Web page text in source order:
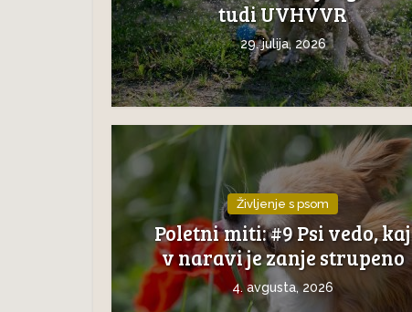
tudi UVHVVR
29. julija, 2026
Življenje s psom
Poletni miti: #9 Psi vedo, kaj
v naravi je zanje strupeno
4. avgusta, 2026